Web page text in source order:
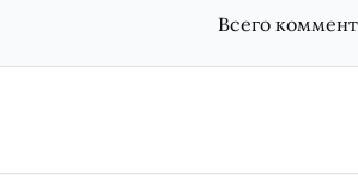
Всего